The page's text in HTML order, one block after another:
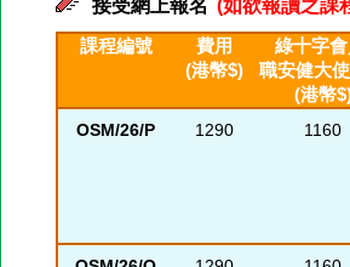
接受網上報名 (如欲報讀之課
課程編號
費用
(港幣$)
綠十字
職安健大
(港幣
OSM/26/P 1290 1160